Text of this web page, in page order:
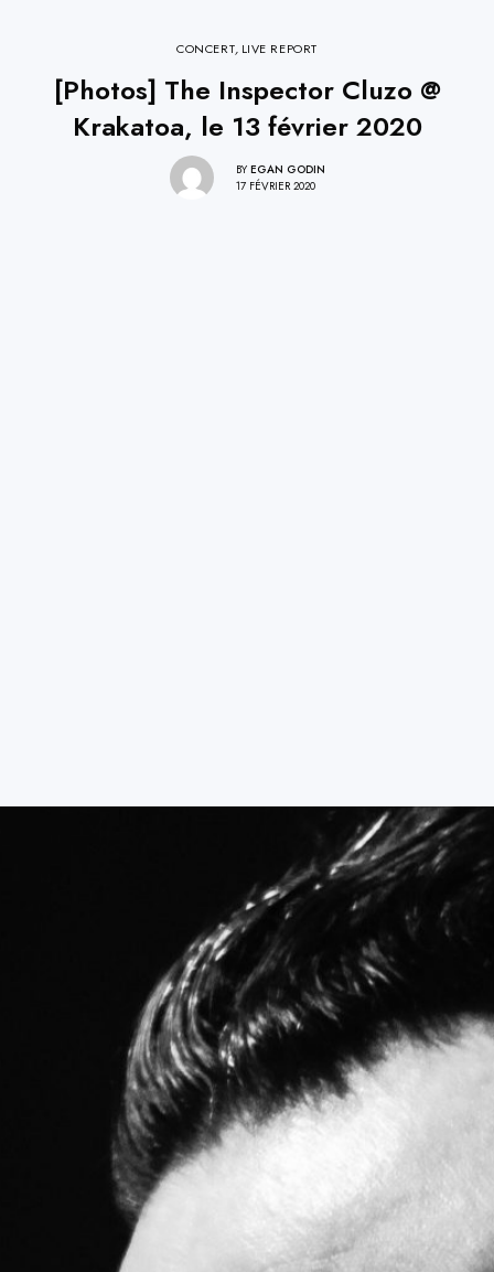
CONCERT, LIVE REPORT
[Photos] The Inspector Cluzo @
Krakatoa, le 13 février 2020
BY EGAN GODIN
17 FÉVRIER 2020